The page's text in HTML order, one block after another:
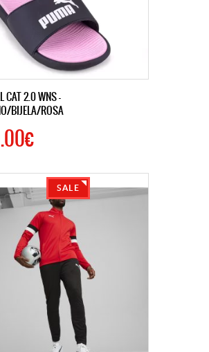
CAT 2.0 WNS -
BIJELA/ROSA
SALE